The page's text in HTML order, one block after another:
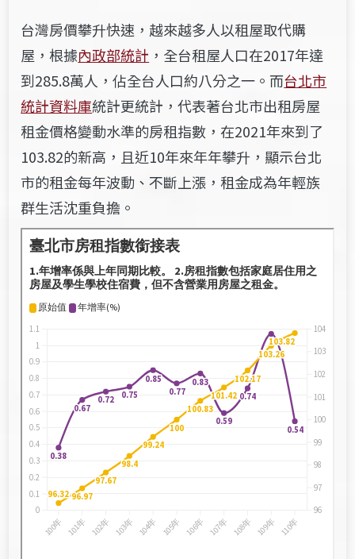
台灣房價攀升快速，越來越多人以租屋取代購
屋，根據內政部統計 ，全台租屋人口在2017年達
到285.8萬人，佔全台人口約八分之一。而台北市
統計資料庫統計更統計，代表著台北市出租房屋
租金價格變動水準的房租指數，在2021年來到了
103.82的新高，且近10年來年年攀升，顯示台北
市的租金每年波動、不斷上漲，租金成為年輕族
群生活沈重負擔。